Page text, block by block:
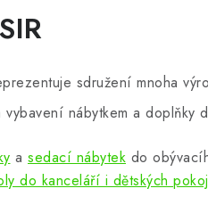
sdružení mnoha
nábytkem a doplňky
a sedací nábytek do
do kanceláří i dětských